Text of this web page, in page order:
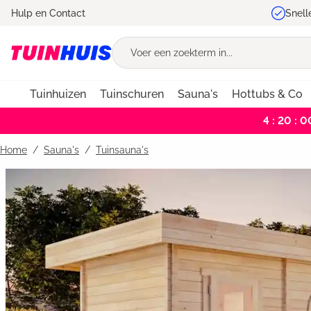
Ga naar de hoofdnavigatie
Hulp en Contact
Tuinhuizen Tuinschuren Sauna's Hottubs & Co
4 : 20 :
Home Sauna's / Tuinsauna's